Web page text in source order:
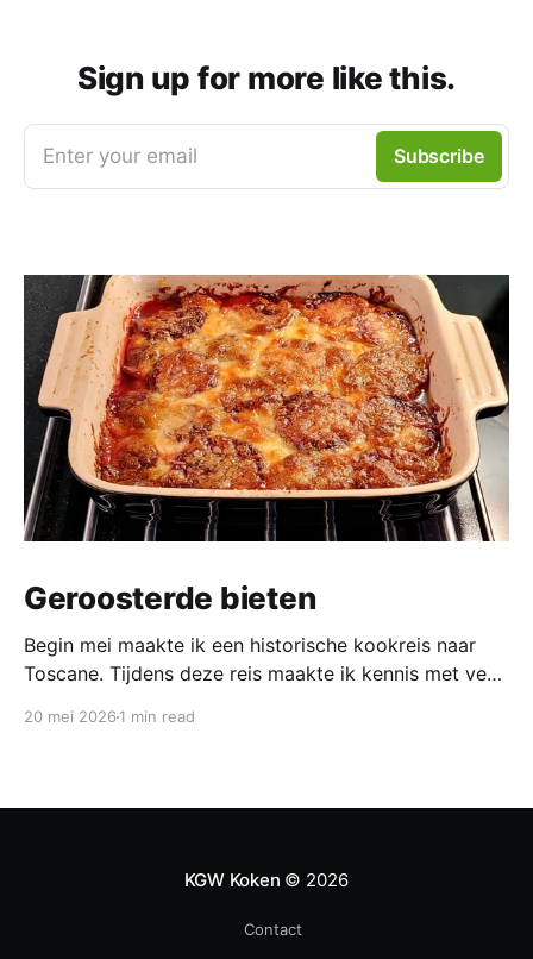
Sign up for more like this.
Enter your email Subscribe
Geroosterde bieten
Begin mei maakte ik een historische kookreis naar
Toscane. Tijdens deze reis maakte ik kennis met veel
20 mei 2026 1 min read
KGW Koken © 2026
Contact